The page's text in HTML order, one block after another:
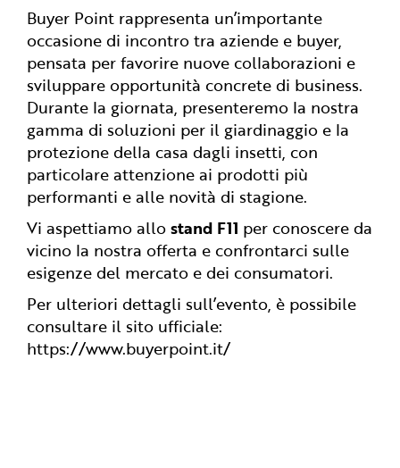
Buyer Point rappresenta un’importante
occasione di incontro tra aziende e buyer,
pensata per favorire nuove collaborazioni e
sviluppare opportunità concrete di business.
Durante la giornata, presenteremo la nostra
gamma di soluzioni per il giardinaggio e la
protezione della casa dagli insetti, con
particolare attenzione ai prodotti più
performanti e alle novità di stagione.
Vi aspettiamo allostand F11 per conoscere da
vicino la nostra offerta e confrontarci sulle
esigenze del mercato e dei consumatori.
Per ulteriori dettagli sull’evento, è possibile
consultare il sito ufficiale:
https://www.buyerpoint.it/